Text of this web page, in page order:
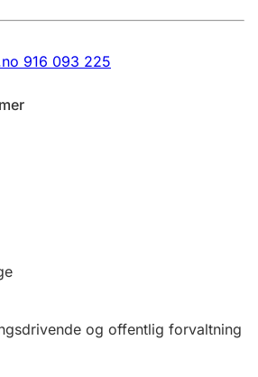
916 093 225
og offentlig forvaltning